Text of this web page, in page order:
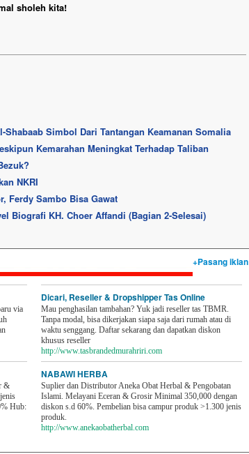
sholeh kita!
Simbol Dari Tantangan Keamanan Somalia
Kemarahan Meningkat Terhadap Taliban
NKRI
Ferdy Sambo Bisa Gawat
Biografi KH. Choer Affandi (Bagian 2-Selesai)
+Pasang iklan
via
&
Hub:
Dicari, Reseller & Dropshipper Tas Online
Mau penghasilan tambahan? Yuk jadi reseller tas TBMR.
Tanpa modal, bisa dikerjakan siapa saja dari rumah atau di
waktu senggang. Daftar sekarang dan dapatkan diskon
khusus reseller
http://www.tasbrandedmurahriri.com
NABAWI HERBA
Suplier dan Distributor Aneka Obat Herbal & Pengobatan
Islami. Melayani Eceran & Grosir Minimal 350,000 dengan
diskon s.d 60%. Pembelian bisa campur produk >1.300 jenis
produk.
http://www.anekaobatherbal.com